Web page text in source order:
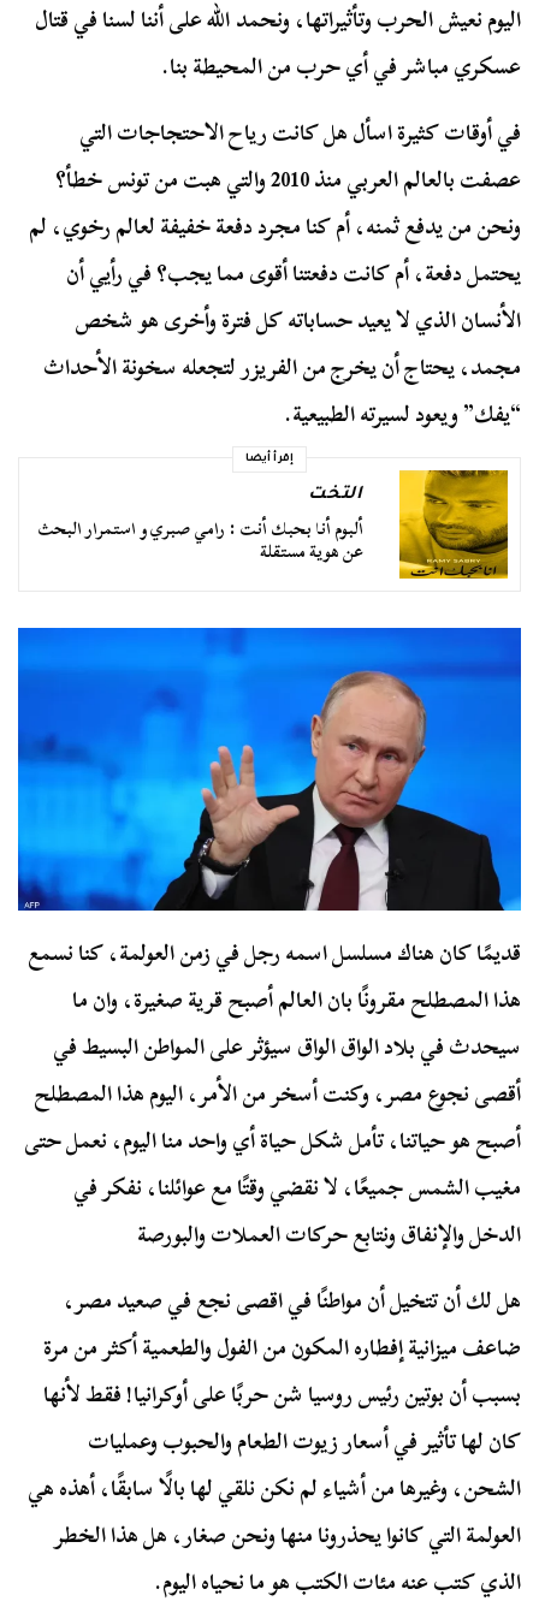
اليوم نعيش الحرب وتأثيراتها، ونحمد الله على أننا لسنا في قتال
عسكري مباشر في أي حرب من المحيطة بنا.
في أوقات كثيرة اسأل هل كانت رياح الاحتجاجات التي
عصفت بالعالم العربي منذ 2010 والتي هبت من تونس خطأ؟
ونحن من يدفع ثمنه، أم كنا مجرد دفعة خفيفة لعالم رخوي، لم
يحتمل دفعة، أم كانت دفعتنا أقوى مما يجب؟ في رأيي أن
الأنسان الذي لا يعيد حساباته كل فترة وأخرى هو شخص
مجمد، يحتاج أن يخرج من الفريزر لتجعله سخونة الأحداث
“يفك” ويعود لسيرته الطبيعية.
إقرأ أيضا
التخت
ألبوم أنا بحبك أنت : رامي صبري و استمرار البحث
عن هوية مستقلة
قديمًا كان هناك مسلسل اسمه رجل في زمن العولمة، كنا نسمع
هذا المصطلح مقرونًا بان العالم أصبح قرية صغيرة، وان ما
سيحدث في بلاد الواق الواق سيؤثر على المواطن البسيط في
أقصى نجوع مصر، وكنت أسخر من الأمر، اليوم هذا المصطلح
أصبح هو حياتنا، تأمل شكل حياة أي واحد منا اليوم، نعمل حتى
مغيب الشمس جميعًا، لا نقضي وقتًا مع عوائلنا، نفكر في
الدخل والإنفاق ونتابع حركات العملات والبورصة
هل لك أن تتخيل أن مواطنًا في اقصى نجع في صعيد مصر،
ضاعف ميزانية إفطاره المكون من الفول والطعمية أكثر من مرة
بسبب أن بوتين رئيس روسيا شن حربًا على أوكرانيا! فقط لأنها
كان لها تأثير في أسعار زيوت الطعام والحبوب وعمليات
الشحن، وغيرها من أشياء لم نكن نلقي لها بالًا سابقًا، أهذه هي
العولمة التي كانوا يحذرونا منها ونحن صغار، هل هذا الخطر
الذي كتب عنه مئات الكتب هو ما نحياه اليوم.